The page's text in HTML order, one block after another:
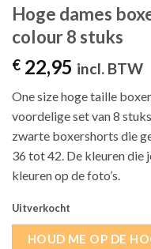
Hoge dames
colour 8 stuks
€ 22,95 incl. BTW
One size hoge taille
voordelige set van 8
zwarte boxershorts die
36 tot 42. De kleuren die
kleuren op de foto’s.
Uitverkocht
HOUD ME OP DE